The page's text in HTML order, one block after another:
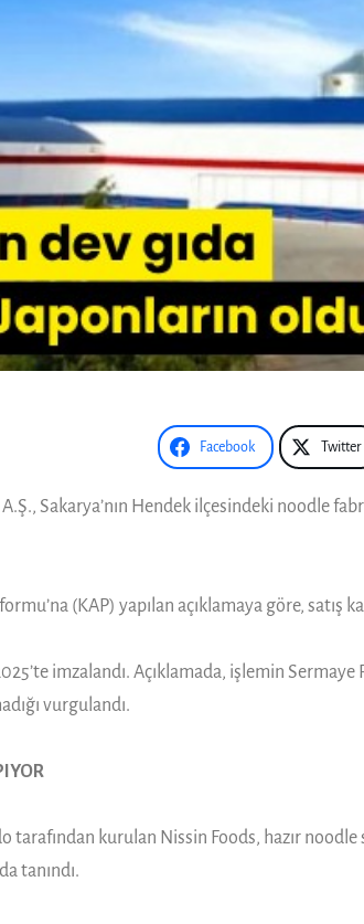
Facebook Twitter
Sakarya’nın Hendek ilçesindeki noodle
(KAP) yapılan açıklamaya göre, satış
imzalandı. Açıklamada, işlemin
vurgulandı.
tarafından kurulan Nissin Foods, hazır
tanındı.